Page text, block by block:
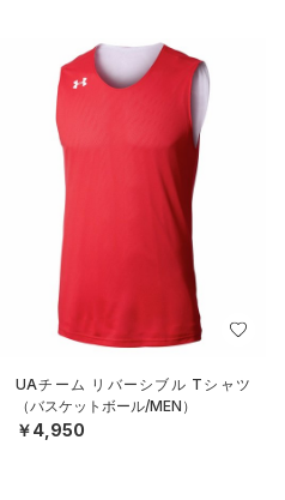
UAチーム リバーシブル Tシャツ
（バスケットボール/MEN）
￥4,950